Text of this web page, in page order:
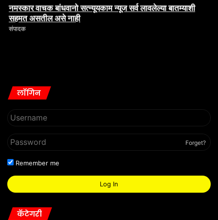
सहमत असतील असे नाही
संपादक
लॉगिन
Forget?
Remember me
Log In
कॅटेगरी